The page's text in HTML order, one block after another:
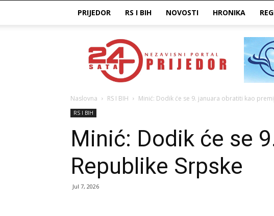
PRIJEDOR RS I BIH NOVOSTI HRONIKA
Prijedor24H
Naslovna RS I BIH Minić: Dodik će se 9. januara obratiti kao
RS I BIH
Minić: Dodik će se
Republike Srpske
Jul 7, 2026